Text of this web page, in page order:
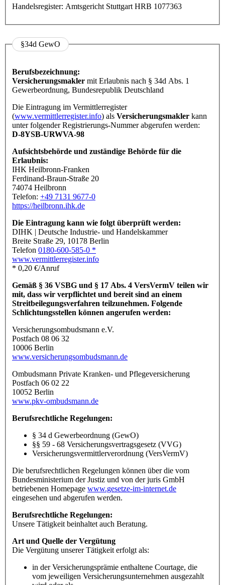
Handelsregister: Amtsgericht Stuttgart HRB 1077363
§34d GewO
Berufsbezeichnung:
Versicherungsmakler mit Erlaubnis nach § 34d Abs. 1
Gewerbeordnung, Bundesrepublik Deutschland
Die Eintragung im Vermittlerregister
(www.vermittlerregister.info) als Versicherungsmakler kann
unter folgender Registrierungs-Nummer abgerufen werden:
D-8YSB-URWVA-98
Aufsichtsbehörde und zuständige Behörde für die
Erlaubnis:
IHK Heilbronn-Franken
Ferdinand-Braun-Straße 20
74074 Heilbronn
Telefon: +49 7131 9677-0
https://heilbronn.ihk.de
Die Eintragung kann wie folgt überprüft werden:
DIHK | Deutsche Industrie- und Handelskammer
Breite Straße 29, 10178 Berlin
Telefon 0180-600-585-0 *
www.vermittlerregister.info
* 0,20 €/Anruf
Gemäß § 36 VSBG und § 17 Abs. 4 VersVermV teilen wir
mit, dass wir verpflichtet und bereit sind an einem
Streitbeilegungsverfahren teilzunehmen. Folgende
Schlichtungsstellen können angerufen werden:
Versicherungsombudsmann e.V.
Postfach 08 06 32
10006 Berlin
www.versicherungsombudsmann.de
Ombudsmann Private Kranken- und Pflegeversicherung
Postfach 06 02 22
10052 Berlin
www.pkv-ombudsmann.de
Berufsrechtliche Regelungen:
§ 34 d Gewerbeordnung (GewO)
§§ 59 - 68 Versicherungsvertragsgesetz (VVG)
Versicherungsvermittlerverordnung (VersVermV)
Die berufsrechtlichen Regelungen können über die vom
Bundesministerium der Justiz und von der juris GmbH
betriebenen Homepage www.gesetze-im-internet.de
eingesehen und abgerufen werden.
Berufsrechtliche Regelungen:
Unsere Tätigkeit beinhaltet auch Beratung.
Art und Quelle der Vergütung
Die Vergütung unserer Tätigkeit erfolgt als:
in der Versicherungsprämie enthaltene Courtage, die
vom jeweiligen Versicherungsunternehmen ausgezahlt